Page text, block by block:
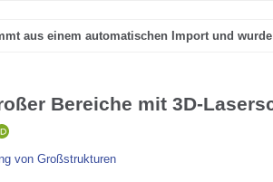
aus einem automatischen Import und
Bereiche mit 3D-
von Großstrukturen